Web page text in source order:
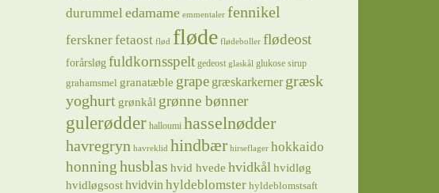
durummeledamame emmentaler fennikel
fersknerfetaost flød fløde flødeboller flødeost
forårsløg fuldkornsspelt gedeost glaskål glukose sirup
grahamsmel granatæble grape græskarkerner græsk
yoghurt grønkål grønne bønner
gulerødder halloumi hasselnødder
havregryn havreklid hindbær hirseflager hokkaido
honninghusblas hvid hvede hvidkål hvidløg
hvidløgsost hvidvin hyldeblomster hyldeblomstsaft